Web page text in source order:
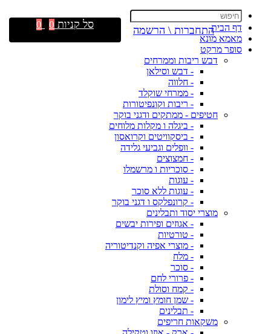
דף הבית
מאמא מונא
סופר מרקט
דבש ריבות וממרחים
- דבש וסילאן
- חלווה
- ממרחי שוקלד
- ריבות וקונפיטורות
חטיפים - ממתקים ודגני בוקר
- ביגלה ו מקלות מלוחים
- ביסקוויטים וקרואסון
- וופלים וגביעי גלידה
- חמצוצים
- סוכריות ו מרשמלו
- עוגות
- עוגות ללא סוכר
- קרונפלקס ו דגני בוקר
מוצרי יסוד ותבלינים
- אגוזים ופירות יבשים
- טורטיות
- מוצרי אפיה וקנדיטוריה
- מלח
- סוכר
- פרורי לחם
- קמח וסולת
- שמן חומץ ומיץ לימון
- תבלינים
משקאות חריפים
התחברות \ הרשמה סל קניות 0
0